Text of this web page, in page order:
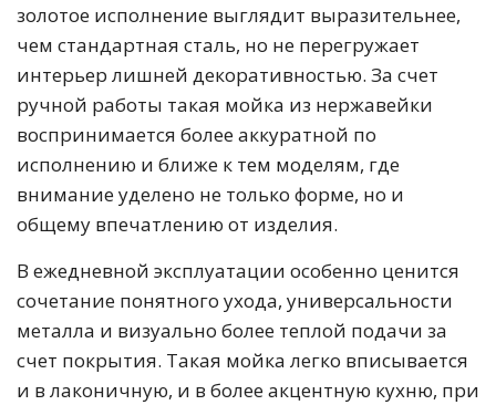
золотое исполнение выглядит выразительнее,
чем стандартная сталь, но не перегружает
интерьер лишней декоративностью. За счет
ручной работы такая мойка из нержавейки
воспринимается более аккуратной по
исполнению и ближе к тем моделям, где
внимание уделено не только форме, но и
общему впечатлению от изделия.
В ежедневной эксплуатации особенно ценится
сочетание понятного ухода, универсальности
металла и визуально более теплой подачи за
счет покрытия. Такая мойка легко вписывается
и в лаконичную, и в более акцентную кухню, при